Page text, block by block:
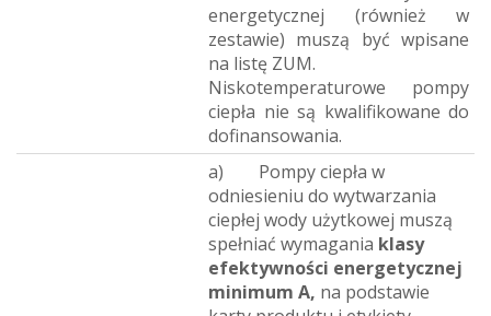
energetycznej (również w
zestawie) muszą być wpisane
na listę ZUM.
Niskotemperaturowe pompy
ciepła nie są kwalifikowane do
dofinansowania.
a) Pompy ciepła w
odniesieniu do wytwarzania
ciepłej wody użytkowej muszą
spełniać wymagania klasy
efektywności energetycznej
minimum A, na podstawie